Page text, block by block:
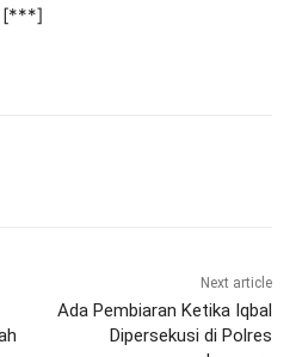
[***]
Next article
Ada Pembiaran Ketika Iqbal
Dipersekusi di Polres